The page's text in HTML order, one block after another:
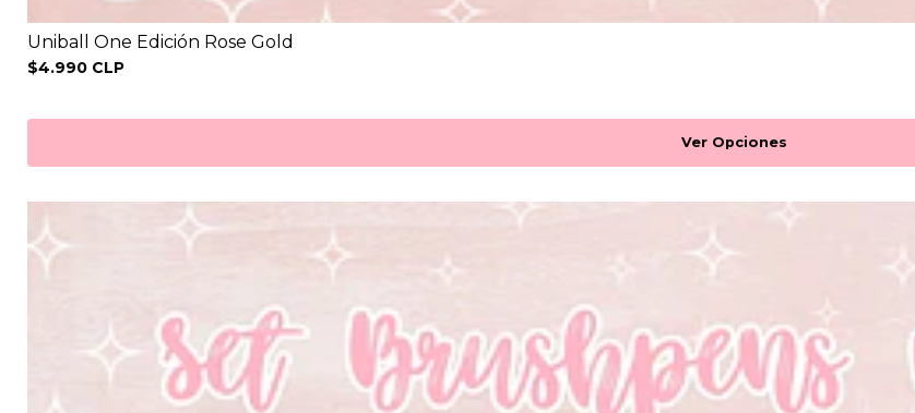
Uniball One Edición Rose Gold
$4.990 CLP
Ver Opciones